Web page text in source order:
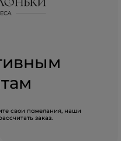
свои пожелания, наши
заказ.